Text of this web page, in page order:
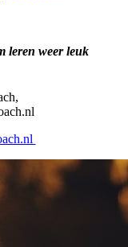
leren weer leuk